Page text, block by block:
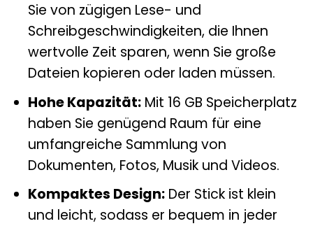
Sie von zügigen Lese- und
Schreibgeschwindigkeiten, die Ihnen
wertvolle Zeit sparen, wenn Sie große
Dateien kopieren oder laden müssen.
Hohe Kapazität:Mit 16 GB Speicherplatz
haben Sie genügend Raum für eine
umfangreiche Sammlung von
Dokumenten, Fotos, Musik und Videos.
Kompaktes Design:Der Stick ist klein
und leicht, sodass er bequem in jeder